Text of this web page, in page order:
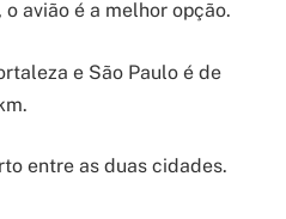
avião é a melhor opção.
e São Paulo é de
entre as duas cidades.